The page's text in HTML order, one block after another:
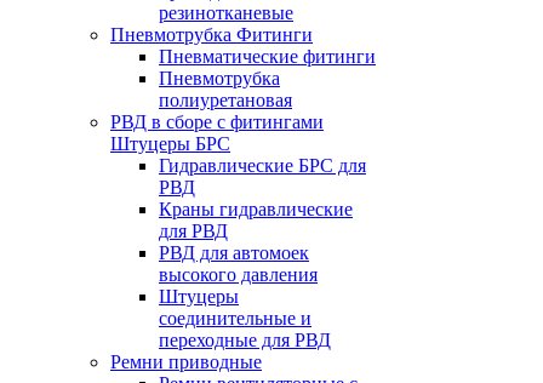
резинотканевые
Пневмотрубка Фитинги
Пневматические фитинги
Пневмотрубка
полиуретановая
РВД в сборе с фитингами
Штуцеры БРС
Гидравлические БРС для
РВД
Краны гидравлические
для РВД
РВД для автомоек
высокого давления
Штуцеры
соединительные и
переходные для РВД
Ремни приводные